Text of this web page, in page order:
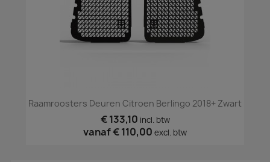
Raamroosters Deuren Citroen Berlingo 2018+ Zwart
€ 133,10 incl. btw
vanaf€ 110,00 excl. btw